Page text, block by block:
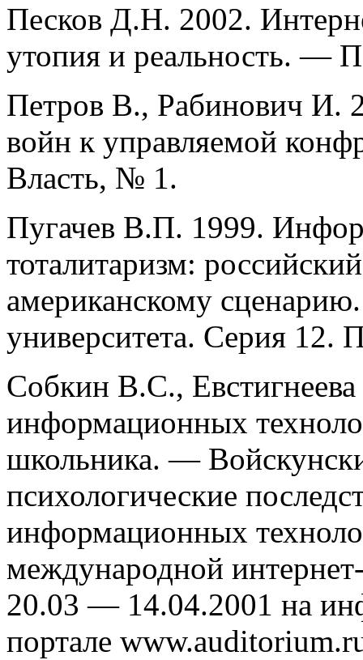
Песков Д.Н. 2002.
утопия и реальность. —
Петров В., Рабинович И.
войн к управляемой
Власть, № 1.
Пугачев В.П. 1999.
тоталитаризм:
американскому
университета. Серия 12.
Собкин В.С.,
информационных
школьника. —
психологические
информационных
международной
20.03 — 14.04.2001 на
портале